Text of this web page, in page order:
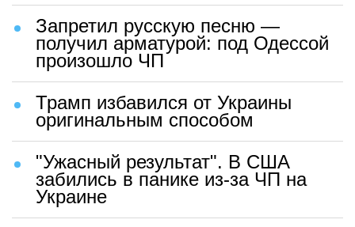
Запретил русскую песню —
получил арматурой: под Одессой
произошло ЧП
Трамп избавился от Украины
оригинальным способом
"Ужасный результат". В США
забились в панике из-за ЧП на
Украине